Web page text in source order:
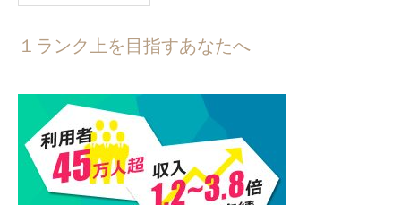
１ランク上を目指すあなたへ